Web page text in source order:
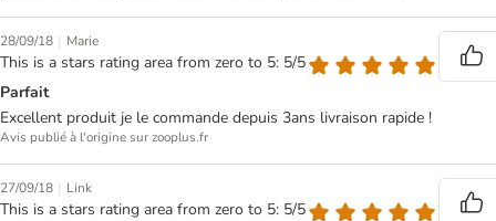
28/09/18 | Marie
This is a stars rating area from zero to 5: 5/5
Parfait
Excellent produit je le commande depuis 3ans livraison rapide !
Avis publié à l'origine sur zooplus.fr
27/09/18 | Link
This is a stars rating area from zero to 5: 5/5